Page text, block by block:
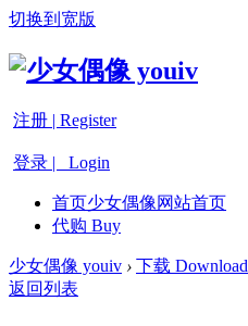
切换到宽版
注册 | Register
登录 | Login
首页少女偶像网站首页
代购 Buy
少女偶像 youiv › 下载 Download
返回列表